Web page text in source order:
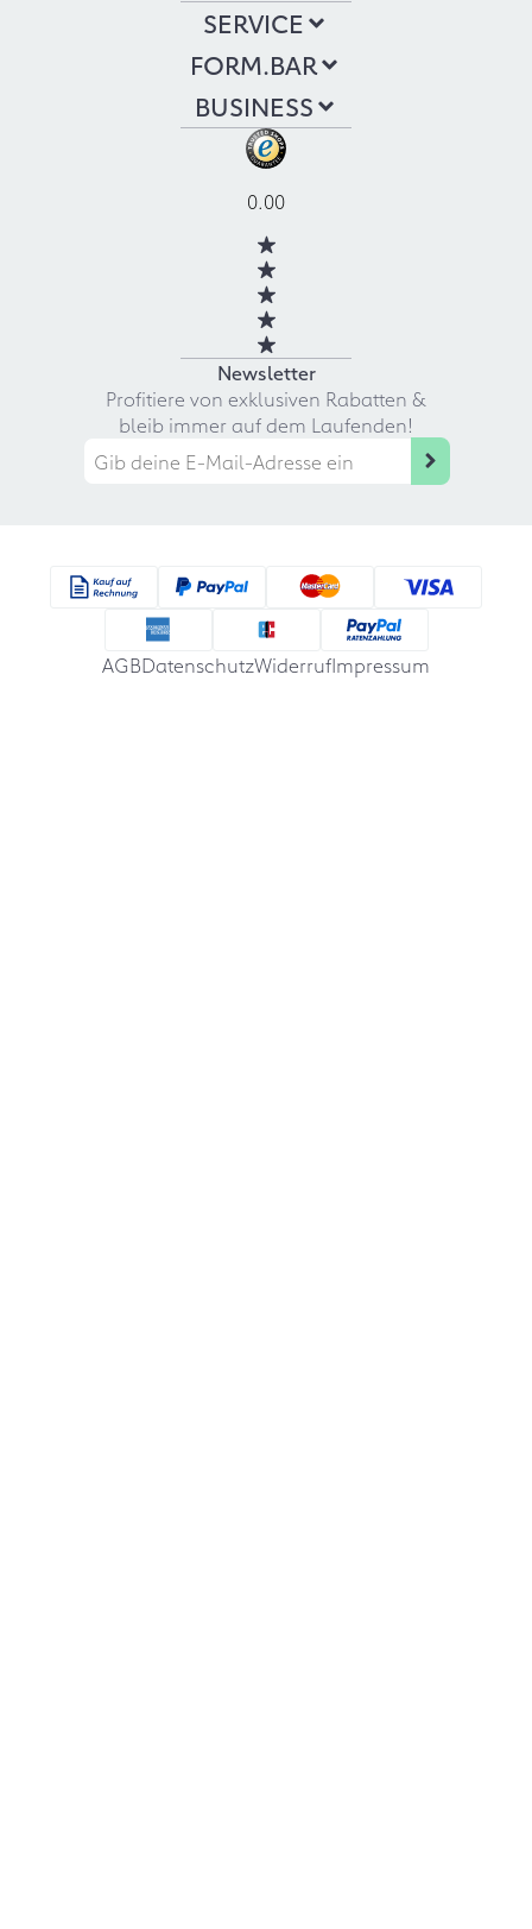
SERVICE
FORM.BAR
BUSINESS
0.00
Newsletter
Profitiere von exklusiven Rabatten &
bleib immer auf dem Laufenden!
AGBDatenschutzWiderrufImpressum